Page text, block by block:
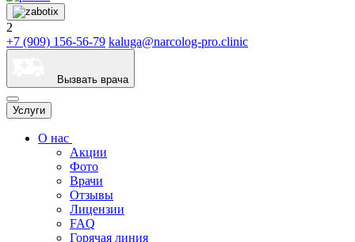
2
+7 (909) 156-56-79 kaluga@narcolog-pro.clinic
Вызвать врача
Услуги
О нас
Акции
Фото
Врачи
Отзывы
Лицензии
FAQ
Горячая линия